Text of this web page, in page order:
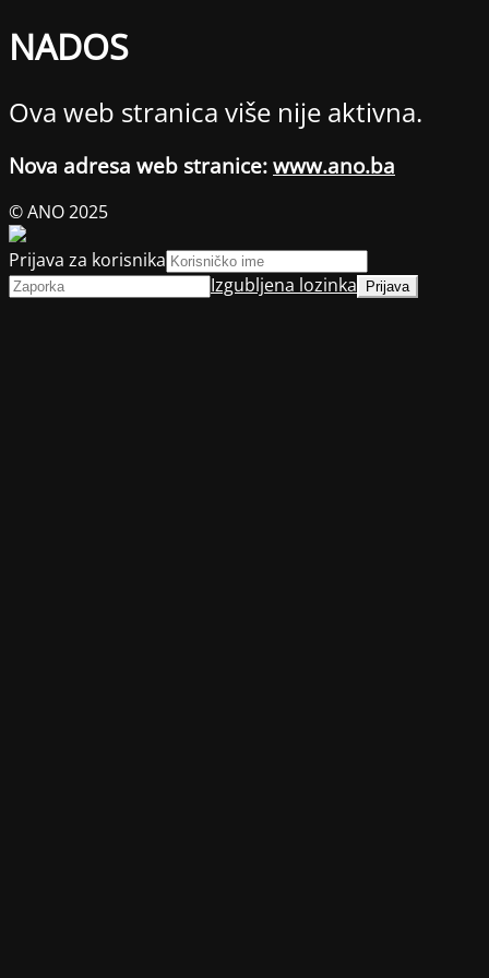
NADOS
Ova web stranica više nije aktivna.
Nova adresa web stranice: www.ano.ba
© ANO 2025
Prijava za korisnika
Izgubljena lozinka